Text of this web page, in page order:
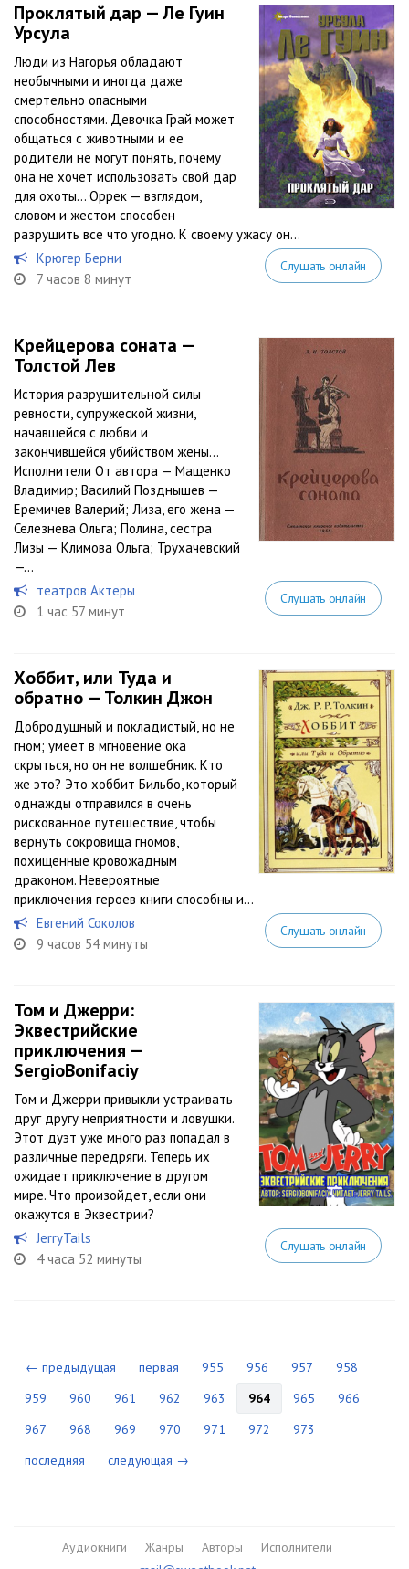
Проклятый дар — Ле Гуин
Урсула
Люди из Нагорья обладают
необычными и иногда даже
смертельно опасными
способностями. Девочка Грай может
общаться с животными и ее
родители не могут понять, почему
она не хочет использовать свой дар
для охоты… Оррек — взглядом,
словом и жестом способен
разрушить все что угодно. К своему ужасу он...
Крюгер Берни
7 часов 8 минут
Слушать онлайн
Крейцерова соната —
Толстой Лев
История разрушительной силы
ревности, супружеской жизни,
начавшейся с любви и
закончившейся убийством жены…
Исполнители От автора — Мащенко
Владимир; Василий Позднышев —
Еремичев Валерий; Лиза, его жена —
Селезнева Ольга; Полина, сестра
Лизы — Климова Ольга; Трухачевский
—...
театров Актеры
1 час 57 минут
Слушать онлайн
Хоббит, или Туда и
обратно — Толкин Джон
Добродушный и покладистый, но не
гном; умеет в мгновение ока
скрыться, но он не волшебник. Кто
же это? Это хоббит Бильбо, который
однажды отправился в очень
рискованное путешествие, чтобы
вернуть сокровища гномов,
похищенные кровожадным
драконом. Невероятные
приключения героев книги способны и...
Евгений Соколов
9 часов 54 минуты
Слушать онлайн
Том и Джерри:
Эквестрийские
приключения —
SergioBonifaciy
Том и Джерри привыкли устраивать
друг другу неприятности и ловушки.
Этот дуэт уже много раз попадал в
различные передряги. Теперь их
ожидает приключение в другом
мире. Что произойдет, если они
окажутся в Эквестрии?
JerryTails
4 часа 52 минуты
Слушать онлайн
← предыдущая первая 955 956 957
958
959
960 961 962 963 964 965
966
967
968 969 970 971 972
973
последняя
следующая →
Аудиокниги Жанры Авторы
Исполнители